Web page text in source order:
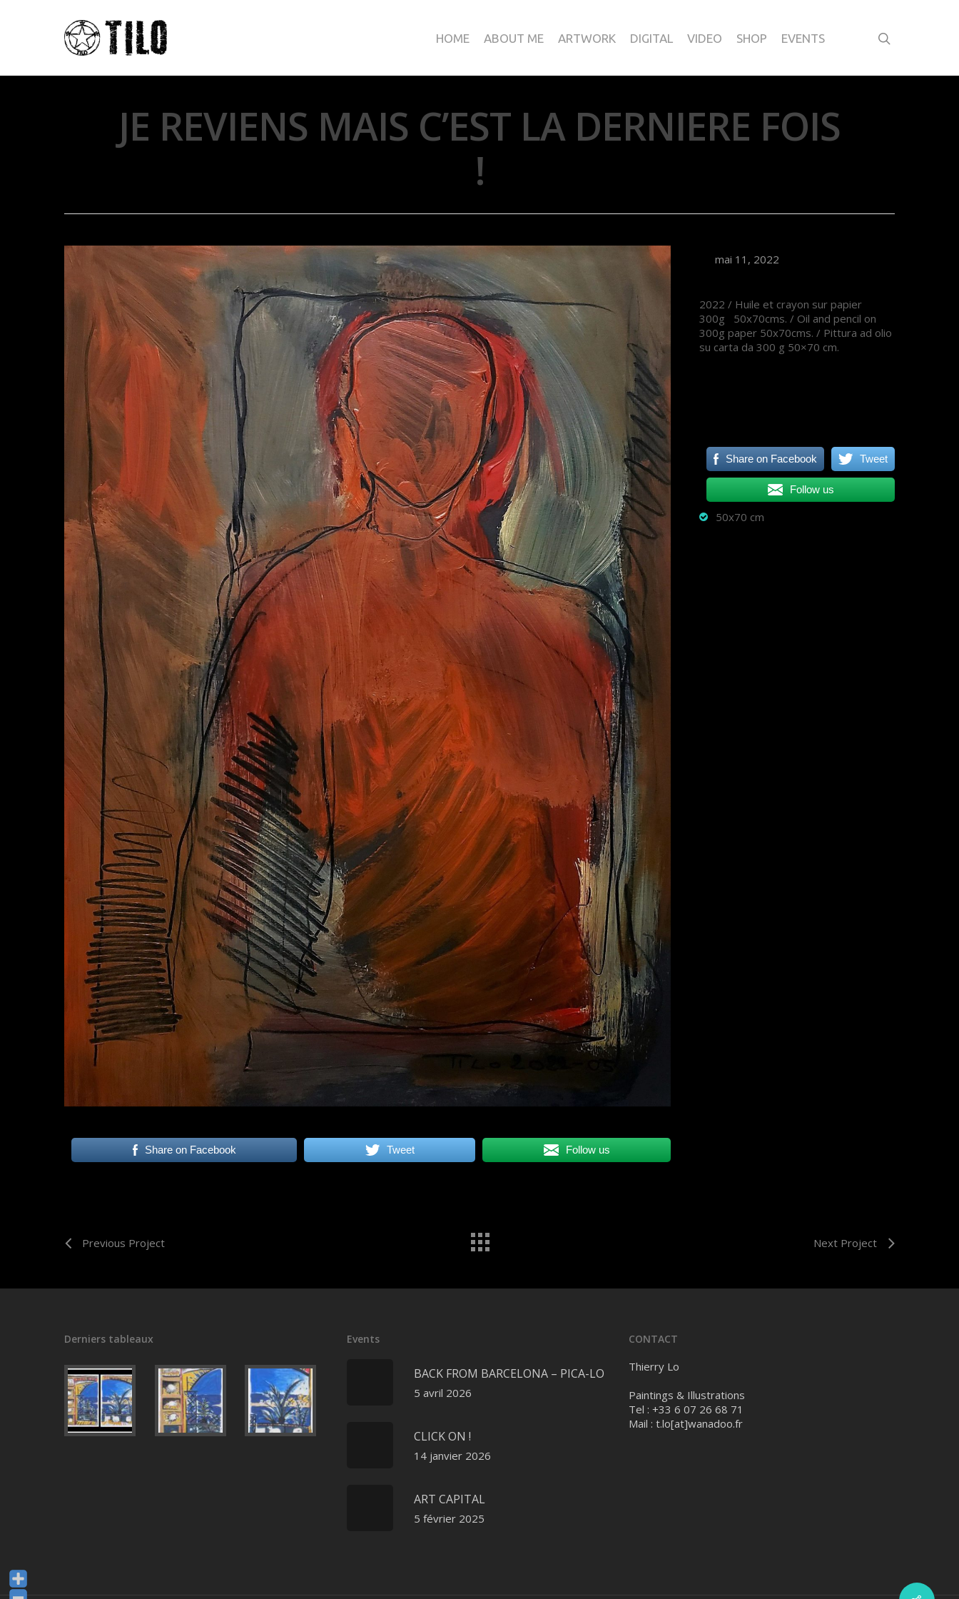
HOME ABOUT ME ARTWORK DIGITAL VIDEO SHOP EVENTS
JE REVIENS MAIS C’EST LA DERNIERE FOIS
!
Share on Facebook Tweet Follow us
mai 11, 2022
2022 / Huile et crayon sur papier
300g 50x70cms. / Oil and pencil on
300g paper 50x70cms. / Pittura ad olio
su carta da 300 g 50×70 cm.
Share on Facebook Tweet
Follow us
50x70 cm
Previous Project Next Project
Derniers tableaux Events
BACK FROM BARCELONA – PICA-LO
5 avril 2026
CLICK ON !
14 janvier 2026
ART CAPITAL
5 février 2025
CONTACT
Thierry Lo
Paintings & Illustrations
Tel : +33 6 07 26 68 71
Mail :t.lo[at]wanadoo.fr